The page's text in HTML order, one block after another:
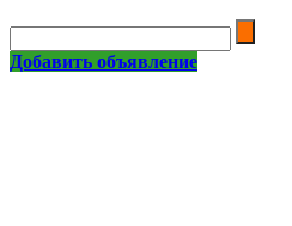
Добавить объявление